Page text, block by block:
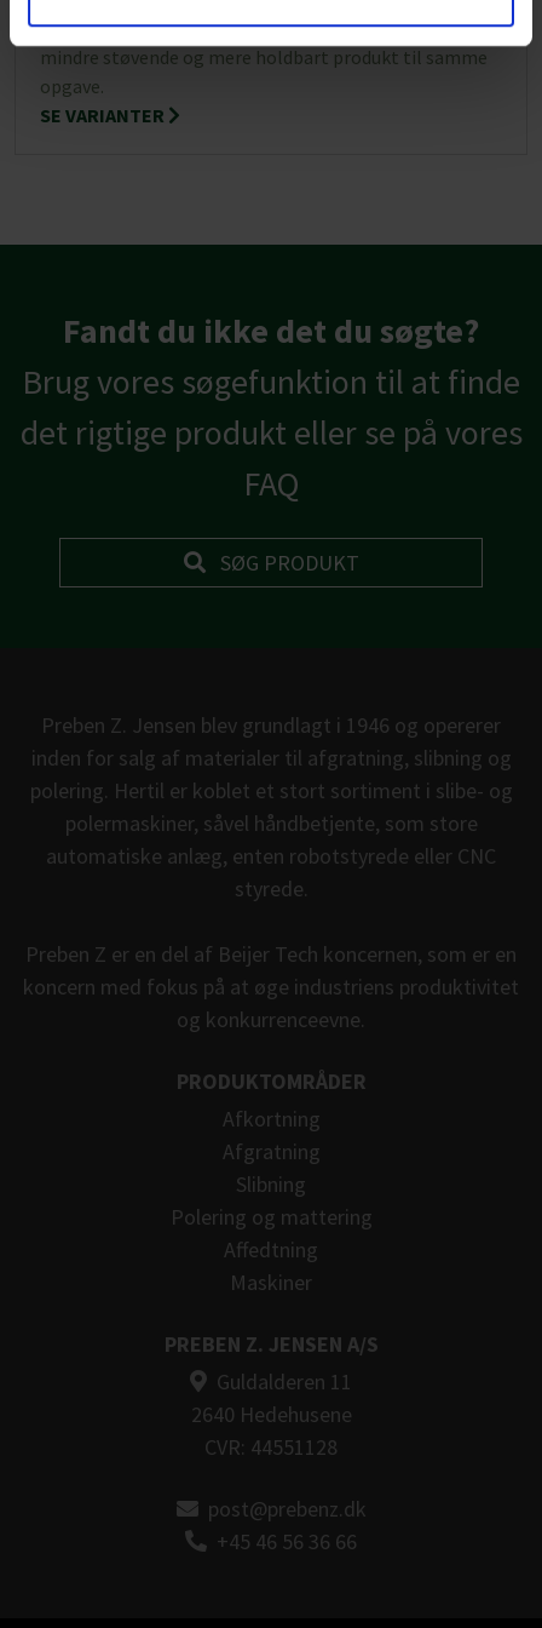
for mere info om den løsning. Nøddegranulat er et
mindre støvende og mere holdbart produkt til samme
opgave.
SE VARIANTER
Fandt du ikke det du søgte?
Brug vores søgefunktion til at finde
det rigtige produkt eller se på vores
FAQ
Preben Z. Jensen blev grundlagt i 1946 og opererer
inden for salg af materialer til afgratning, slibning og
polering. Hertil er koblet et stort sortiment i slibe- og
polermaskiner, såvel håndbetjente, som store
automatiske anlæg, enten robotstyrede eller CNC
styrede.
Preben Z er en del af Beijer Tech koncernen, som er en
koncern med fokus på at øge industriens produktivitet
og konkurrenceevne.
PRODUKTOMRÅDER
Afkortning
Afgratning
Slibning
Polering og mattering
Affedtning
Maskiner
PREBEN Z. JENSEN A/S
Guldalderen 11
2640 Hedehusene
CVR: 44551128
post@prebenz.dk
+45 46 56 36 66